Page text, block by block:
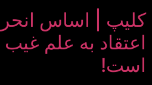
کلیپ | اساس
اعتقاد به علم غیب
است!